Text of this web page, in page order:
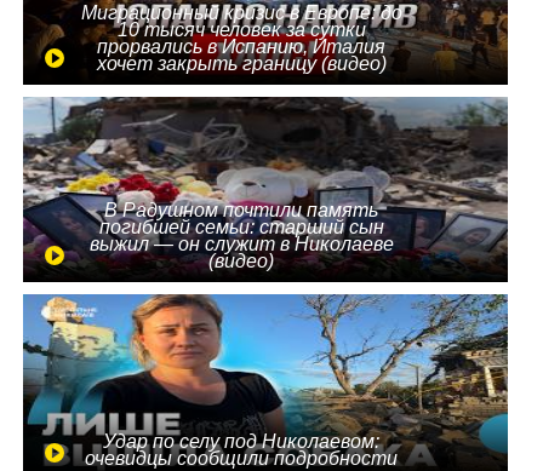
Миграционный кризис в Европе: до
10 тысяч человек за сутки
прорвались в Испанию, Италия
хочет закрыть границу (видео)
В Радушном почтили память
погибшей семьи: старший сын
выжил — он служит в Николаеве
(видео)
Удар по селу под Николаевом:
очевидцы сообщили подробности